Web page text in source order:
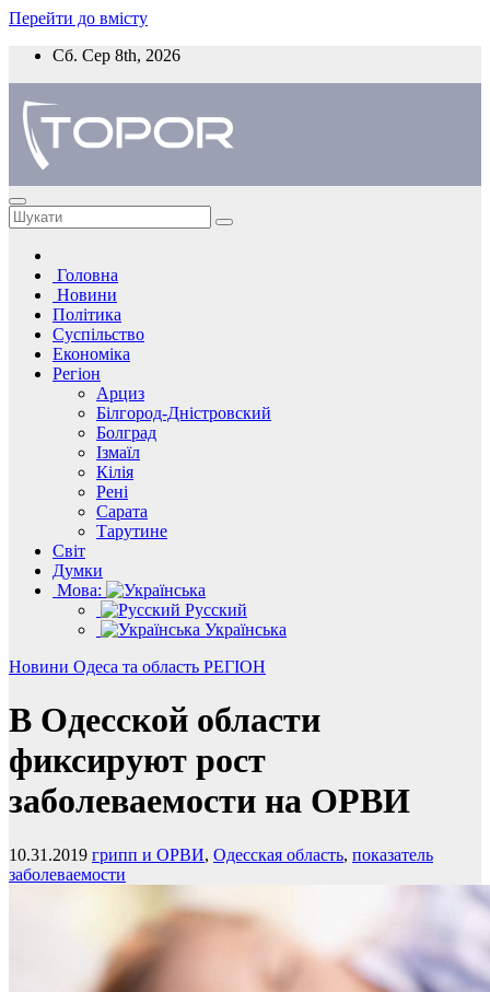
Перейти до вмісту
Сб. Сер 8th, 2026
Головна
Новини
Політика
Суспільство
Економіка
Регіон
Арциз
Білгород-Дністровский
Болград
Ізмаїл
Кілія
Рені
Сарата
Тарутине
Світ
Думки
Мова:
Русский
Українська
Новини Одеса та область РЕГІОН
В Одесской области
фиксируют рост
заболеваемости на ОРВИ
10.31.2019 грипп и ОРВИ, Одесская область, показатель
заболеваемости